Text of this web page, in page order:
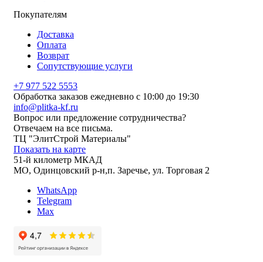
Покупателям
Доставка
Оплата
Возврат
Сопутствующие услуги
+7 977 522 5553
Обработка заказов ежедневно с 10:00 до 19:30
info@plitka-kf.ru
Вопрос или предложение сотрудничества?
Отвечаем на все письма.
ТЦ "ЭлитСтрой Материалы"
Показать на карте
51-й километр МКАД
МО, Одинцовский р-н,п. Заречье, ул. Торговая 2
WhatsApp
Telegram
Max